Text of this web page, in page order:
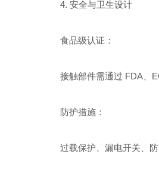
4. 安全与卫生设计
食品级认证：
接触部件需通过 FDA、
防护措施：
过载保护、漏电开关、防